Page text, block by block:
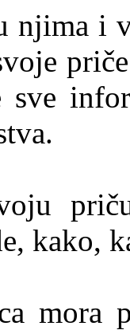
njima i
sve
kako,